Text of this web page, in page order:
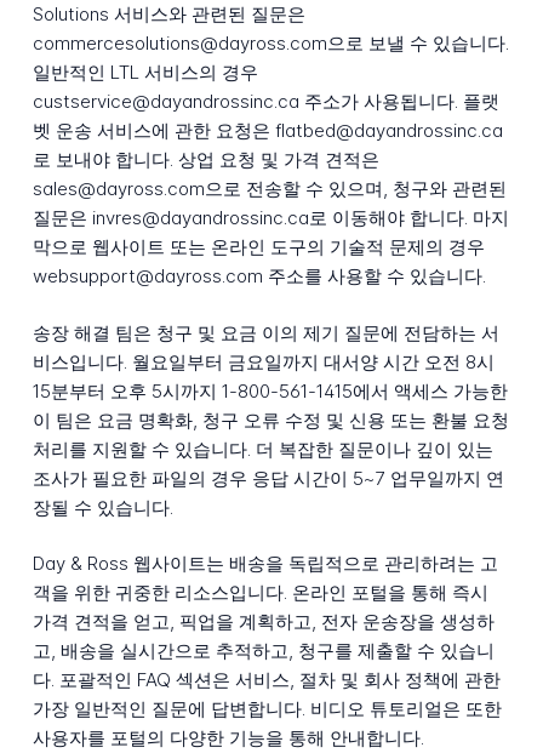
Solutions 서비스와 관련된 질문은
commercesolutions@dayross.com으로 보낼 수 있습니다.
일반적인 LTL 서비스의 경우
custservice@dayandrossinc.ca 주소가 사용됩니다. 플랫
벳 운송 서비스에 관한 요청은 flatbed@dayandrossinc.ca
로 보내야 합니다. 상업 요청 및 가격 견적은
sales@dayross.com으로 전송할 수 있으며, 청구와 관련된
질문은 invres@dayandrossinc.ca로 이동해야 합니다. 마지
막으로 웹사이트 또는 온라인 도구의 기술적 문제의 경우
websupport@dayross.com 주소를 사용할 수 있습니다.
송장 해결 팀은 청구 및 요금 이의 제기 질문에 전담하는 서
비스입니다. 월요일부터 금요일까지 대서양 시간 오전 8시
15분부터 오후 5시까지 1-800-561-1415에서 액세스 가능한
이 팀은 요금 명확화, 청구 오류 수정 및 신용 또는 환불 요청
처리를 지원할 수 있습니다. 더 복잡한 질문이나 깊이 있는
조사가 필요한 파일의 경우 응답 시간이 5~7 업무일까지 연
장될 수 있습니다.
Day & Ross 웹사이트는 배송을 독립적으로 관리하려는 고
객을 위한 귀중한 리소스입니다. 온라인 포털을 통해 즉시
가격 견적을 얻고, 픽업을 계획하고, 전자 운송장을 생성하
고, 배송을 실시간으로 추적하고, 청구를 제출할 수 있습니
다. 포괄적인 FAQ 섹션은 서비스, 절차 및 회사 정책에 관한
가장 일반적인 질문에 답변합니다. 비디오 튜토리얼은 또한
사용자를 포털의 다양한 기능을 통해 안내합니다.